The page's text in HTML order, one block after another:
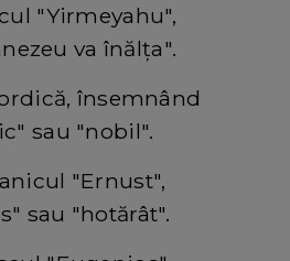
"Yirmeyahu",
va înălța".
însemnând
sau "nobil".
"Ernust",
sau "hotărât".